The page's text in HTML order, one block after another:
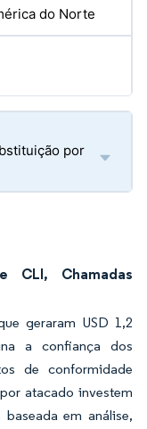
do Norte
por
CLI, Chamadas
geraram USD 1,2
a confiança dos
de conformidade
atacado investem
em análise,